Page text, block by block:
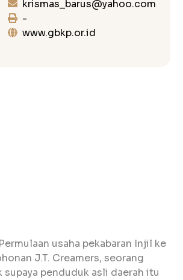
krismas_barus@yahoo.com
-
www.gbkp.or.id
usaha pekabaran Injil ke
J.T. Creamers, seorang
penduduk asli daerah itu